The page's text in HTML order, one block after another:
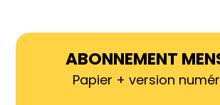
ABONNEMENT
Papier + version